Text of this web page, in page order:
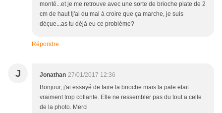
monté...et je me retrouve avec une sorte de brioche plate de 2
cm de haut !j'ai du mal à croire que ça marche, je suis
déçue...as tu déjà eu ce problème?
Répondre
J Jonathan 27/01/2017 12:36
Bonjour, j'ai essayé de faire la brioche mais la pate etait
vraiment trop collante. Elle ne ressembler pas du tout a celle
de la photo. Merci